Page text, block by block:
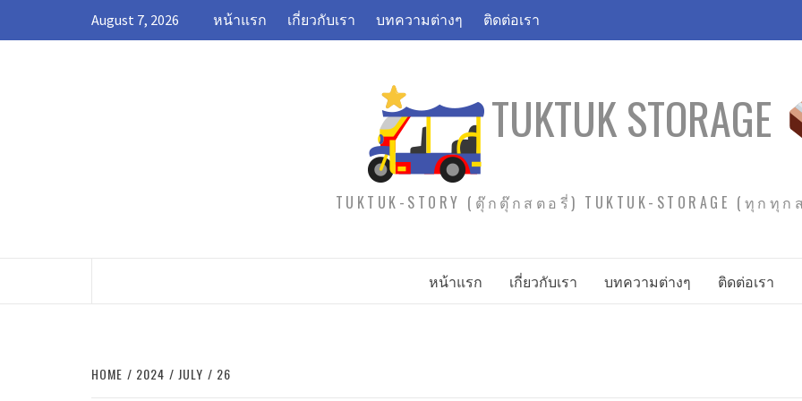
August 7, 2026 หน้าแรก เกี่ยวกับเรา บทความต่างๆ ติดต่อเรา
TUKTUK STORAGE
TUKTUK-STORY (ตุ๊กตุ๊กสตอรี่) TUKTUK-STORAGE (ทุกทุ
หน้าแรก เกี่ยวกับเรา บทความต่างๆ ติดต่อเรา
HOME 2024 JULY 26